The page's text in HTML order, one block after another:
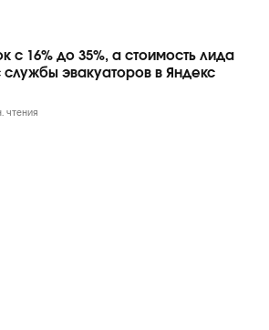
с 16% до 35%, а стоимость лида
службы эвакуаторов в Яндекс
чтения